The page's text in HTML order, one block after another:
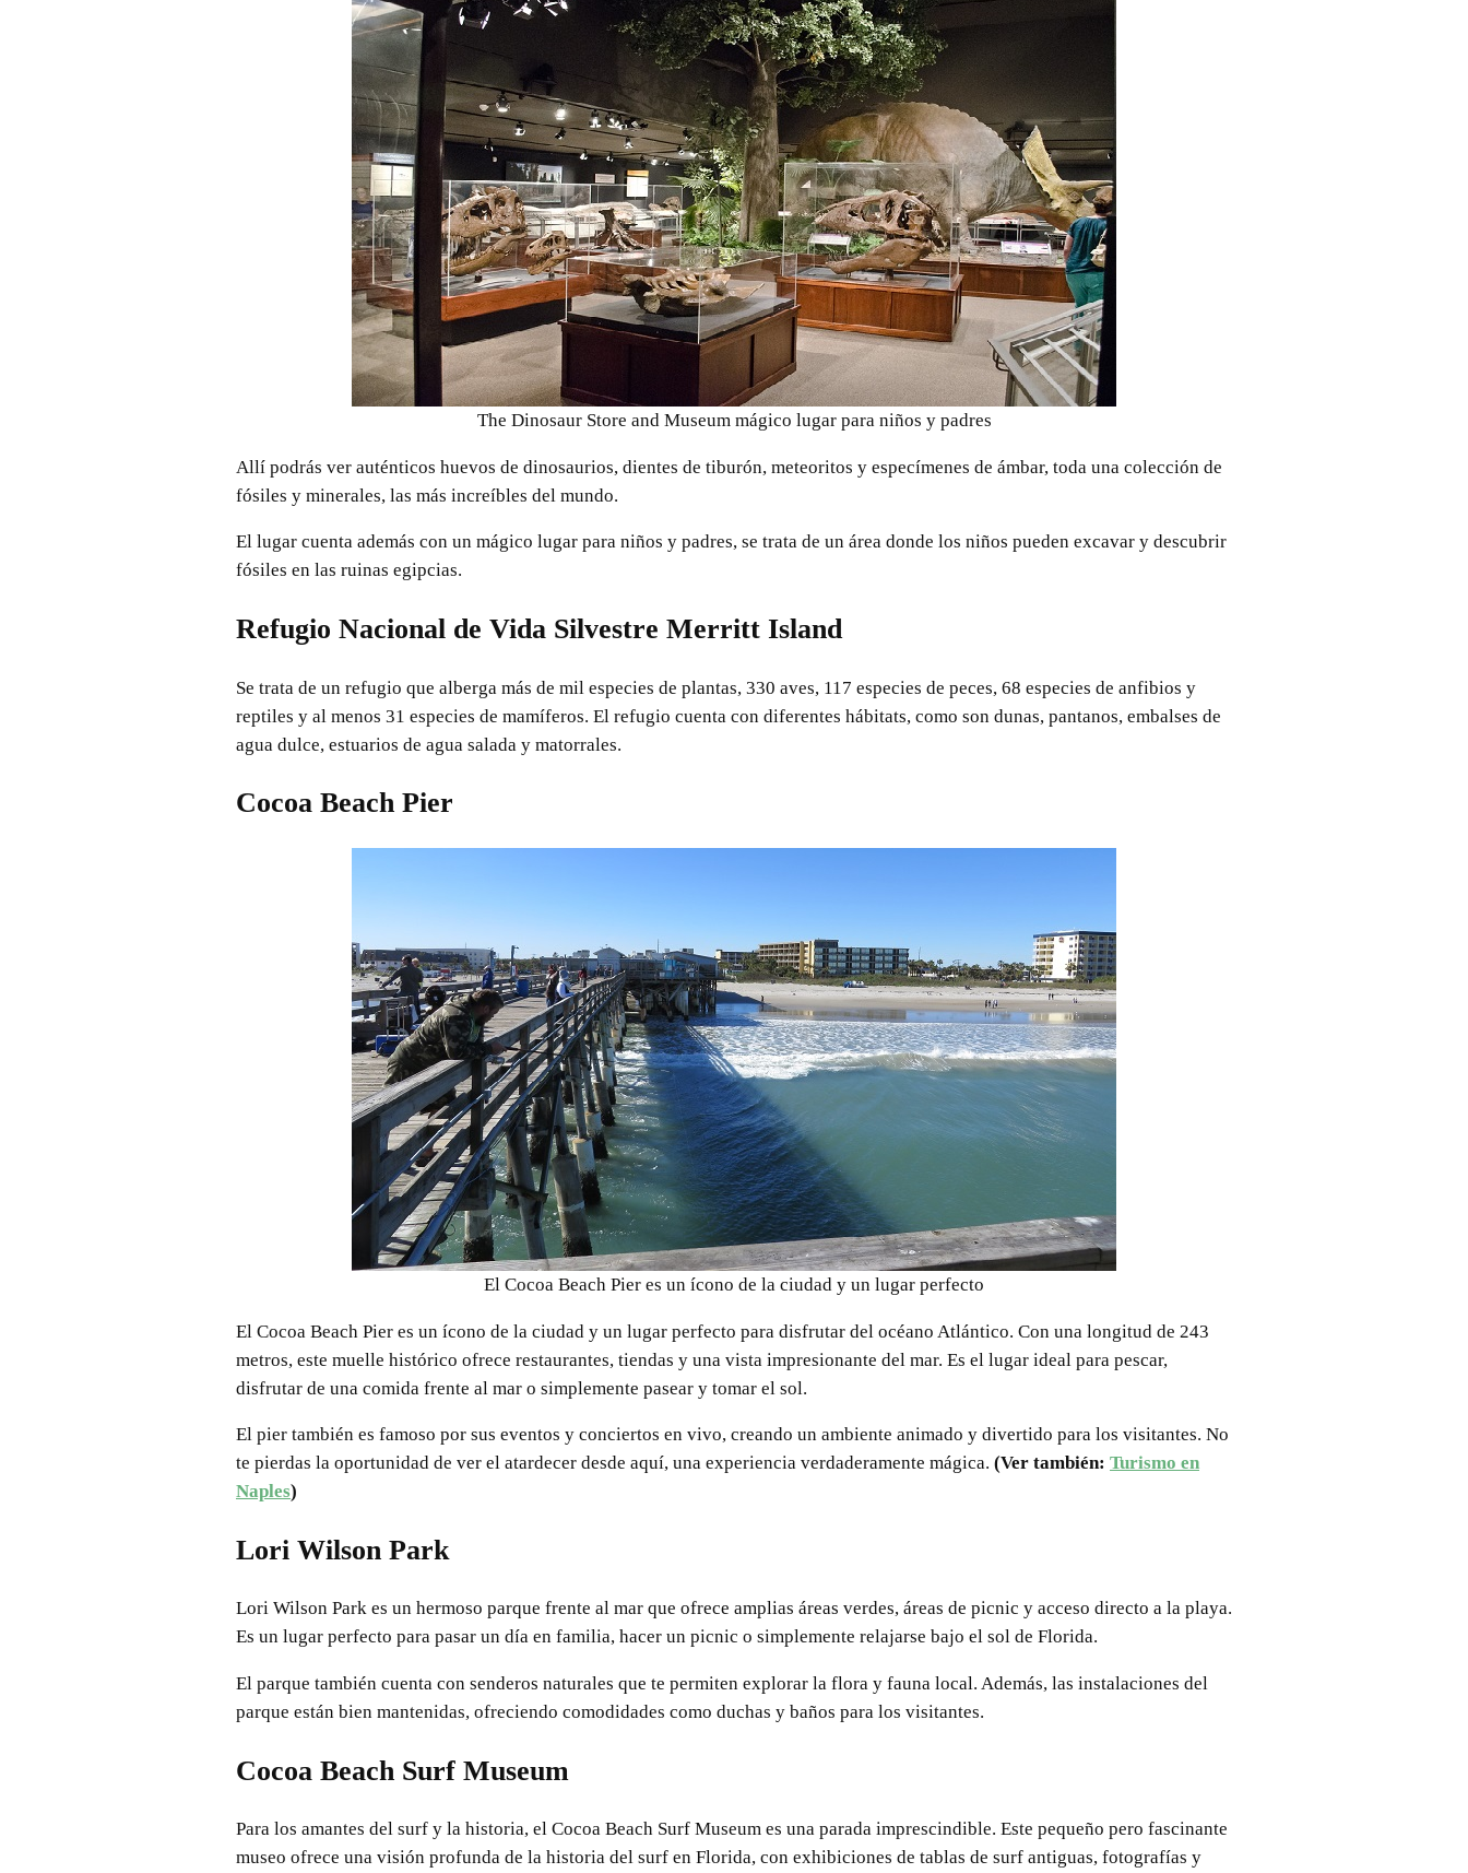
The Dinosaur Store and Museum mágico lugar para niños y padres
Allí podrás ver auténticos huevos de dinosaurios, dientes de tiburón, meteoritos y especímenes de ámbar, toda una colección de
fósiles y minerales, las más increíbles del mundo.
El lugar cuenta además con un mágico lugar para niños y padres, se trata de un área donde los niños pueden excavar y descubrir
fósiles en las ruinas egipcias.
Refugio Nacional de Vida Silvestre Merritt Island
Se trata de un refugio que alberga más de mil especies de plantas, 330 aves, 117 especies de peces, 68 especies de anfibios y
reptiles y al menos 31 especies de mamíferos. El refugio cuenta con diferentes hábitats, como son dunas, pantanos, embalses de
agua dulce, estuarios de agua salada y matorrales.
Cocoa Beach Pier
El Cocoa Beach Pier es un ícono de la ciudad y un lugar perfecto
El Cocoa Beach Pier es un ícono de la ciudad y un lugar perfecto para disfrutar del océano Atlántico. Con una longitud de 243
metros, este muelle histórico ofrece restaurantes, tiendas y una vista impresionante del mar. Es el lugar ideal para pescar,
disfrutar de una comida frente al mar o simplemente pasear y tomar el sol.
El pier también es famoso por sus eventos y conciertos en vivo, creando un ambiente animado y divertido para los visitantes. No
te pierdas la oportunidad de ver el atardecer desde aquí, una experiencia verdaderamente mágica. (Ver también: Turismo en
Naples)
Lori Wilson Park
Lori Wilson Park es un hermoso parque frente al mar que ofrece amplias áreas verdes, áreas de picnic y acceso directo a la playa.
Es un lugar perfecto para pasar un día en familia, hacer un picnic o simplemente relajarse bajo el sol de Florida.
El parque también cuenta con senderos naturales que te permiten explorar la flora y fauna local. Además, las instalaciones del
parque están bien mantenidas, ofreciendo comodidades como duchas y baños para los visitantes.
Cocoa Beach Surf Museum
Para los amantes del surf y la historia, el Cocoa Beach Surf Museum es una parada imprescindible. Este pequeño pero fascinante
museo ofrece una visión profunda de la historia del surf en Florida, con exhibiciones de tablas de surf antiguas, fotografías y